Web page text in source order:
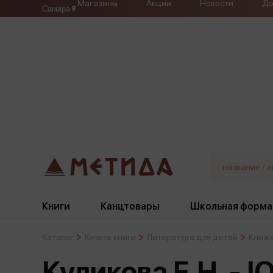
Самара
Магазины Акции Новости
Книги Канцтовары Школьная форма